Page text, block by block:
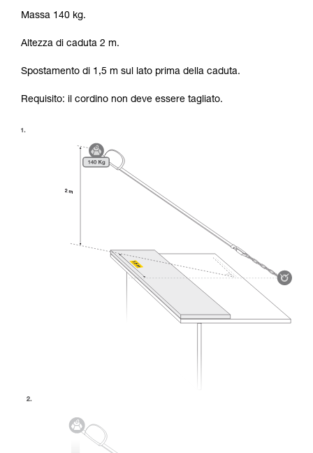
Massa 140 kg.
Altezza di caduta 2 m.
Spostamento di 1,5 m sul lato prima della caduta.
Requisito: il cordino non deve essere tagliato.